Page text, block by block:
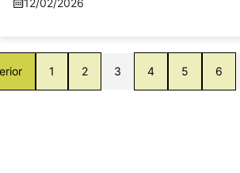
1 2 3 4 5 6